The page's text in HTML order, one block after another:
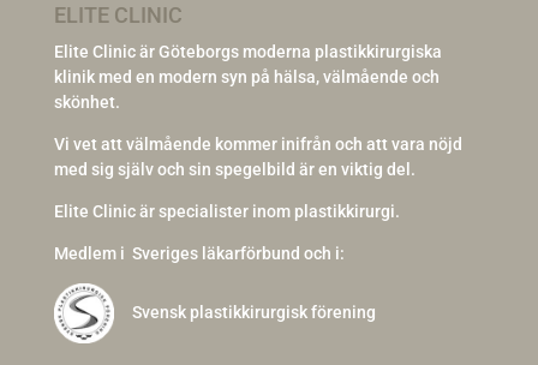
ELITE CLINIC
Elite Clinic är Göteborgs moderna plastikkirurgiska
klinik med en modern syn på hälsa, välmående och
skönhet.
Vi vet att välmående kommer inifrån och att vara nöjd
med sig själv och sin spegelbild är en viktig del.
Elite Clinic är specialister inom plastikkirurgi.
Medlem i Sveriges läkarförbund och i:
Svensk plastikkirurgisk förening